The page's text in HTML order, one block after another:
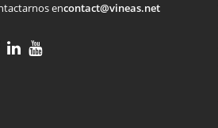
encontact@vineas.net